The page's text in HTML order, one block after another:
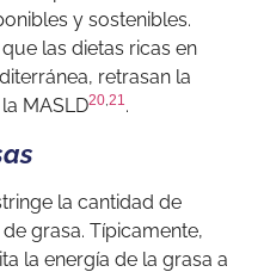
y sostenibles.
las dietas ricas en
retrasan la
MASLD20,21.
la cantidad de
grasa. Típicamente,
la energía de la grasa a